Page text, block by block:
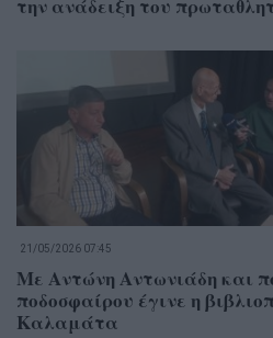
την ανάδειξη του
21/05/2026 07:45
Με Αντώνη Αντωνιάδη και
ποδοσφαίρου έγινε η
Καλαμάτα